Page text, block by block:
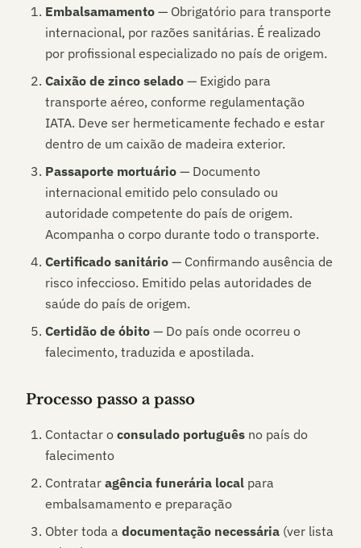
Embalsamamento — Obrigatório para transporte
internacional, por razões sanitárias. É realizado
por profissional especializado no país de origem.
Caixão de zinco selado — Exigido para
transporte aéreo, conforme regulamentação
IATA. Deve ser hermeticamente fechado e estar
dentro de um caixão de madeira exterior.
Passaporte mortuário — Documento
internacional emitido pelo consulado ou
autoridade competente do país de origem.
Acompanha o corpo durante todo o transporte.
Certificado sanitário — Confirmando ausência de
risco infeccioso. Emitido pelas autoridades de
saúde do país de origem.
Certidão de óbito — Do país onde ocorreu o
falecimento, traduzida e apostilada.
Processo passo a passo
Contactar o consulado português no país do
falecimento
Contratar agência funerária local para
embalsamamento e preparação
Obter toda a documentação necessária (ver lista